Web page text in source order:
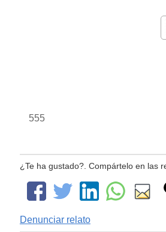
555
¿Te ha gustado?. Compártelo en las
Denunciar relato